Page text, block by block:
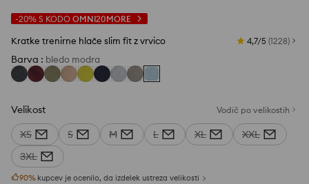
-20% S KODO OMNI20MORE
Kratke trenirne hlače slim fit z vrvico 4,7/5 (1228)
Barva : bledo modra
Velikost Vodič po velikostih
XS S M L XL
XXL
3XL
90% kupcev je ocenilo, da izdelek ustreza velikosti